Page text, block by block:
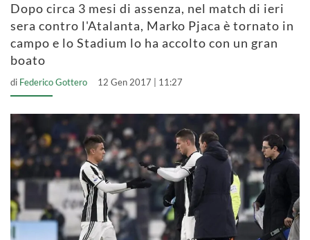
Dopo circa 3 mesi di assenza, nel match di ieri
sera contro l'Atalanta, Marko Pjaca è tornato in
campo e lo Stadium lo ha accolto con un gran
boato
di Federico Gottero 12 Gen 2017 | 11:27